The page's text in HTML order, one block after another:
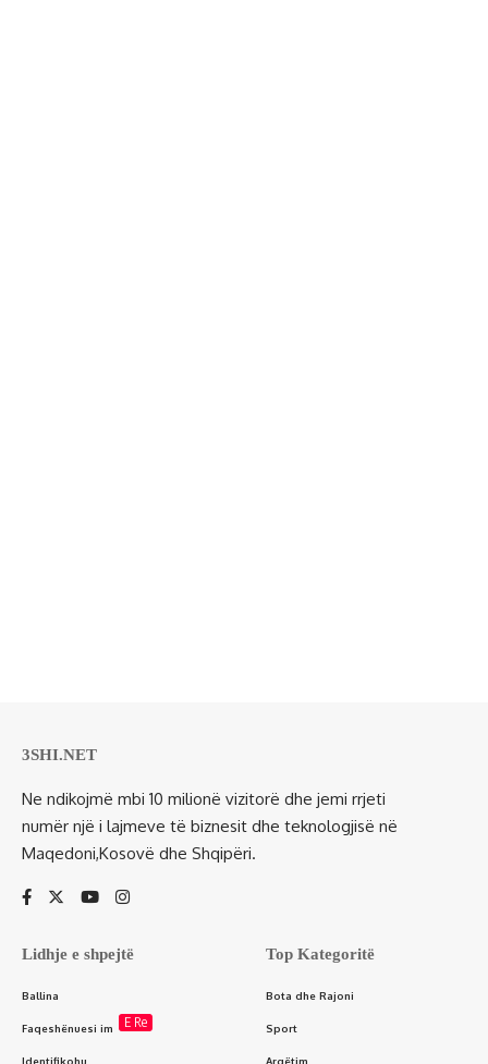
3SHI.NET
Ne ndikojmë mbi 10 milionë vizitorë dhe jemi rrjeti
numër një i lajmeve të biznesit dhe teknologjisë në
Maqedoni,Kosovë dhe Shqipëri.
Lidhje e shpejtë
Ballina
Faqeshënuesi im E Re
Identifikohu
Top Kategoritë
Bota dhe Rajoni
Sport
Argëtim